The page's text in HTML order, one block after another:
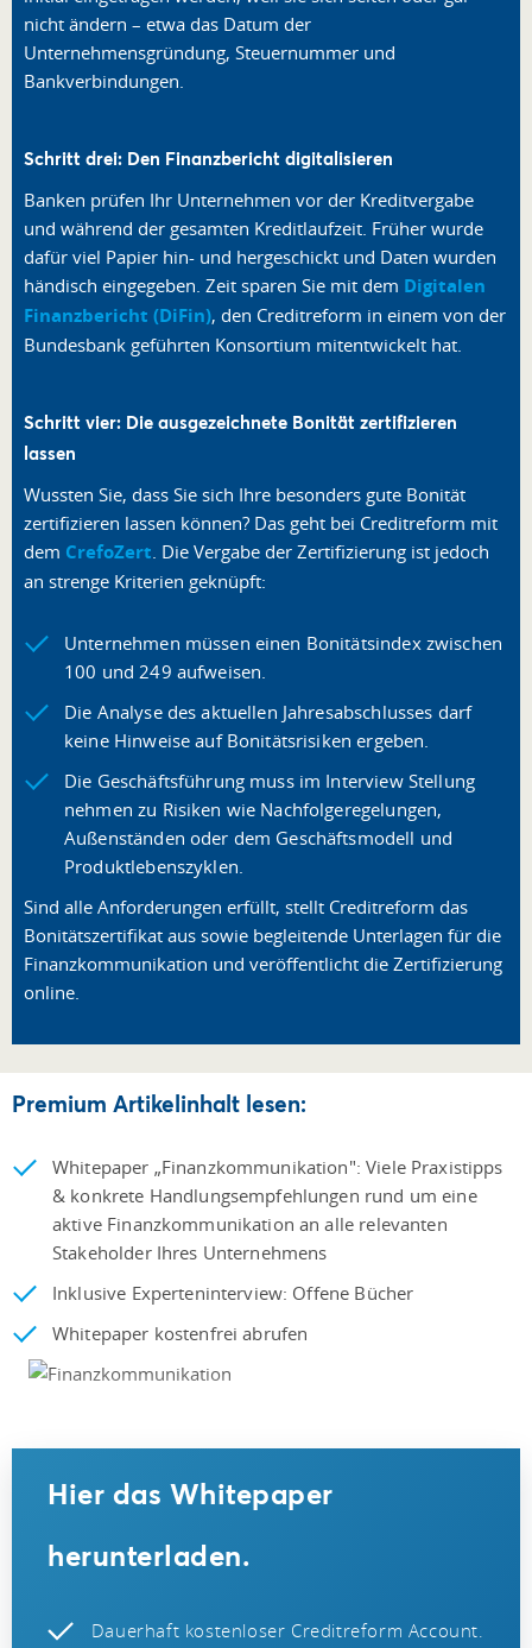
nicht ändern – etwa das Datum der
Unternehmensgründung, Steuernummer und
Bankverbindungen.
Schritt drei: Den Finanzbericht digitalisieren
Banken prüfen Ihr Unternehmen vor der Kreditvergabe
und während der gesamten Kreditlaufzeit. Früher wurde
dafür viel Papier hin- und hergeschickt und Daten wurden
händisch eingegeben. Zeit sparen Sie mit dem Digitalen
Finanzbericht (DiFin), den Creditreform in einem von der
Bundesbank geführten Konsortium mitentwickelt hat.
Schritt vier: Die ausgezeichnete Bonität zertifizieren
lassen
Wussten Sie, dass Sie sich Ihre besonders gute Bonität
zertifizieren lassen können? Das geht bei Creditreform mit
dem CrefoZert . Die Vergabe der Zertifizierung ist jedoch
an strenge Kriterien geknüpft:
Unternehmen müssen einen Bonitätsindex zwischen
100 und 249 aufweisen.
Die Analyse des aktuellen Jahresabschlusses darf
keine Hinweise auf Bonitätsrisiken ergeben.
Die Geschäftsführung muss im Interview Stellung
nehmen zu Risiken wie Nachfolgeregelungen,
Außenständen oder dem Geschäftsmodell und
Produktlebenszyklen.
Sind alle Anforderungen erfüllt, stellt Creditreform das
Bonitätszertifikat aus sowie begleitende Unterlagen für die
Finanzkommunikation und veröffentlicht die Zertifizierung
online.
Premium Artikelinhalt lesen:
Whitepaper „Finanzkommunikation": Viele Praxistipps
& konkrete Handlungsempfehlungen rund um eine
aktive Finanzkommunikation an alle relevanten
Stakeholder Ihres Unternehmens
Inklusive Experteninterview: Offene Bücher
Whitepaper kostenfrei abrufen
Hier das Whitepaper
herunterladen.
Dauerhaft kostenloser Creditreform Account.